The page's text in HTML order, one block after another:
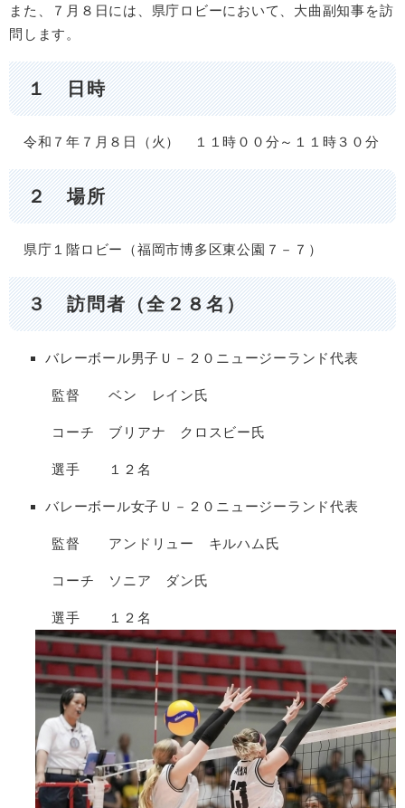
また、７月８日には、県庁ロビーにおいて、大曲副知事を訪
問します。
１ 日時
令和７年７月８日（火） １１時００分～１１時３０分
２ 場所
県庁１階ロビー（福岡市博多区東公園７－７）
３ 訪問者（全２８名）
バレーボール男子Ｕ－２０ニュージーランド代表
監督 ベン レイン氏
コーチ ブリアナ クロスビー氏
選手 １２名
バレーボール女子Ｕ－２０ニュージーランド代表
監督 アンドリュー キルハム氏
コーチ ソニア ダン氏
選手 １２名